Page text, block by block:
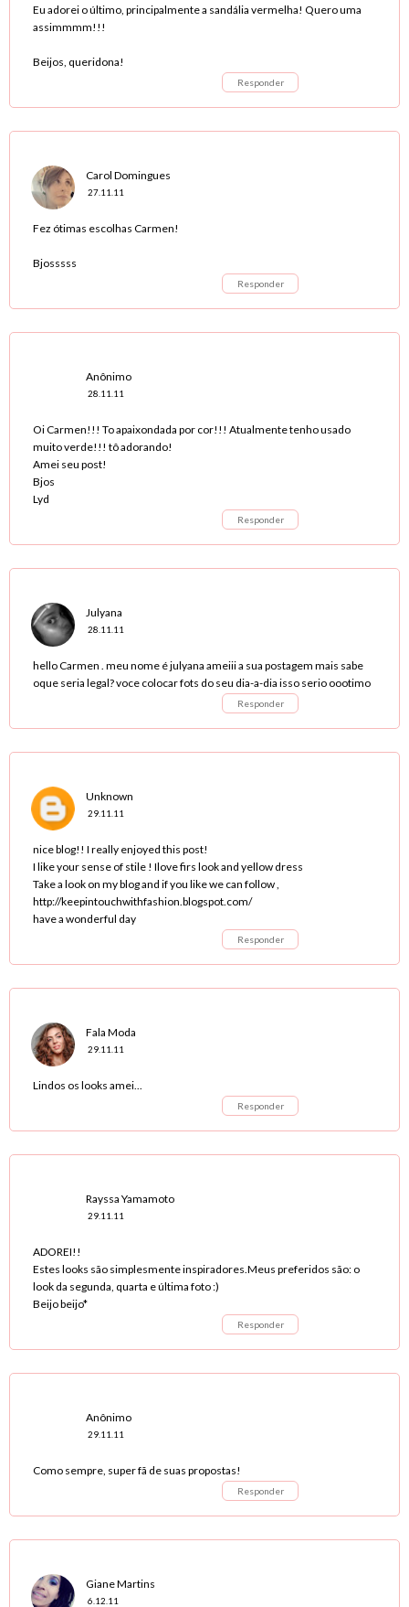
Eu adorei o último, principalmente a sandália vermelha! Quero uma
assimmmm!!!
Beijos, queridona!
Responder
Carol Domingues
27.11.11
Fez ótimas escolhas Carmen!
Bjosssss
Responder
Anônimo
28.11.11
Oi Carmen!!! To apaixondada por cor!!! Atualmente tenho usado
muito verde!!! tô adorando!
Amei seu post!
Bjos
Lyd
Responder
Julyana
28.11.11
hello Carmen . meu nome é julyana ameiii a sua postagem mais sabe
oque seria legal? voce colocar fots do seu dia-a-dia isso serio oootimo
Responder
Unknown
29.11.11
nice blog!! I really enjoyed this post!
I like your sense of stile ! Ilove firs look and yellow dress
Take a look on my blog and if you like we can follow ,
http://keepintouchwithfashion.blogspot.com/
have a wonderful day
Responder
Fala Moda
29.11.11
Lindos os looks amei...
Responder
Rayssa Yamamoto
29.11.11
ADOREI!!
Estes looks são simplesmente inspiradores.Meus preferidos são: o
look da segunda, quarta e última foto :)
Beijo beijo*
Responder
Anônimo
29.11.11
Como sempre, super fã de suas propostas!
Responder
Giane Martins
6.12.11